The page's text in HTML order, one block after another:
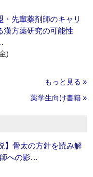
・先輩薬剤師のキャリ
漢方薬研究の可能性
)
もっと見る »
薬学生向け書籍 »
】骨太の方針を読み解
師への影…